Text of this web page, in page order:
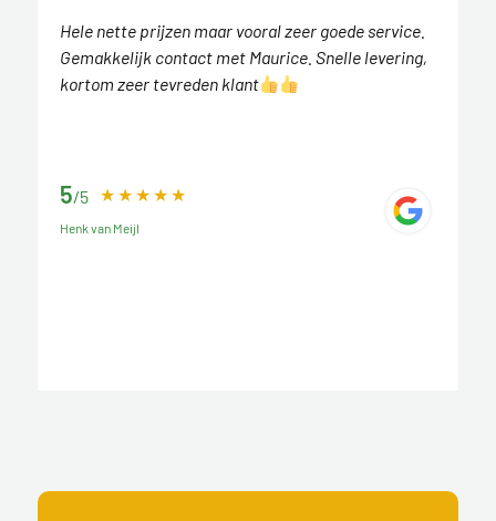
Hele nette prijzen maar vooral zeer goede service.
Gemakkelijk contact met Maurice. Snelle levering,
kortom zeer tevreden klant
5/5
Henk van Meijl